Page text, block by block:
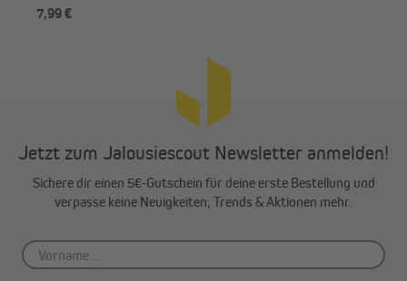
7,99 €
Jetzt zum Jalousiescout Newsletter anmelden!
Sichere dir einen 5€-Gutschein für deine erste Bestellung und
verpasse keine Neuigkeiten, Trends & Aktionen mehr.